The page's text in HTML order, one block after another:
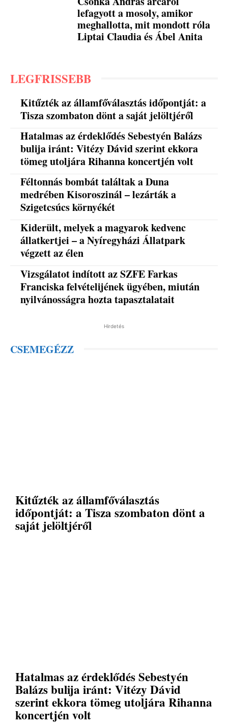
lefagyott a mosoly, amikor
meghallotta, mit mondott róla
Liptai Claudia és Ábel Anita
LEGFRISSEBB
Kitűzték az államfőválasztás időpontját: a
Tisza szombaton dönt a saját jelöltjéről
Hatalmas az érdeklődés Sebestyén Balázs
bulija iránt: Vitézy Dávid szerint ekkora
tömeg utoljára Rihanna koncertjén volt
Féltonnás bombát találtak a Duna
medrében Kisoroszinál – lezárták a
Szigetcsúcs környékét
Kiderült, melyek a magyarok kedvenc
állatkertjei – a Nyíregyházi Állatpark
végzett az élen
Vizsgálatot indított az SZFE Farkas
Franciska felvételijének ügyében, miután
nyilvánosságra hozta tapasztalatait
Hirdetés
CSEMEGÉZZ
Kitűzték az államfőválasztás
időpontját: a Tisza szombaton dönt a
saját jelöltjéről
Hatalmas az érdeklődés Sebestyén
Balázs bulija iránt: Vitézy Dávid
szerint ekkora tömeg utoljára Rihanna
koncertjén volt